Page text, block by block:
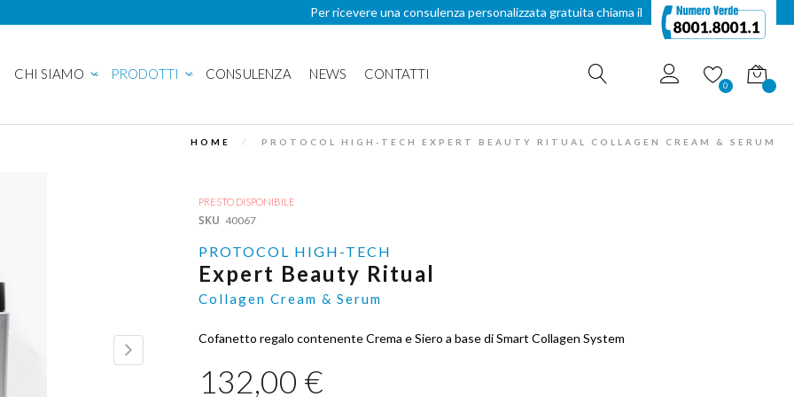
Per ricevere una consulenza personalizzata gratuita chiama il
0 Carrello
CHI SIAMO PRODOTTI CONSULENZA NEWS CONTATTI
HOME PROTOCOL HIGH-TECH EXPERT BEAUTY RITUAL COLLAGEN CREAM & SERUM
PRESTO DISPONIBILE
SKU 40067
PROTOCOL HIGH-TECH
Expert Beauty Ritual
Collagen Cream & Serum
Cofanetto regalo contenente Crema e Siero a base di Smart Collagen System
132,00 €